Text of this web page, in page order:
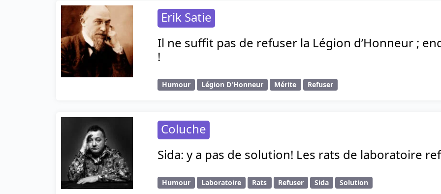
Erik Satie
Il ne suffit pas de refuser la Légion d’Honneur ;
!
Humour Légion D'Honneur Mérite Refuser
Coluche
Sida: y a pas de solution! Les rats de laboratoire
Humour Laboratoire Rats Refuser Sida Solution